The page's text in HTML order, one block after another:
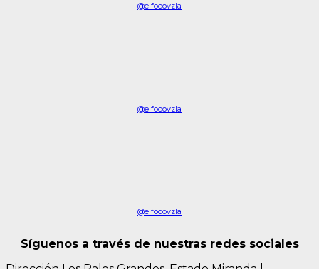
@elfocovzla
@elfocovzla
@elfocovzla
Síguenos a través de nuestras redes sociales